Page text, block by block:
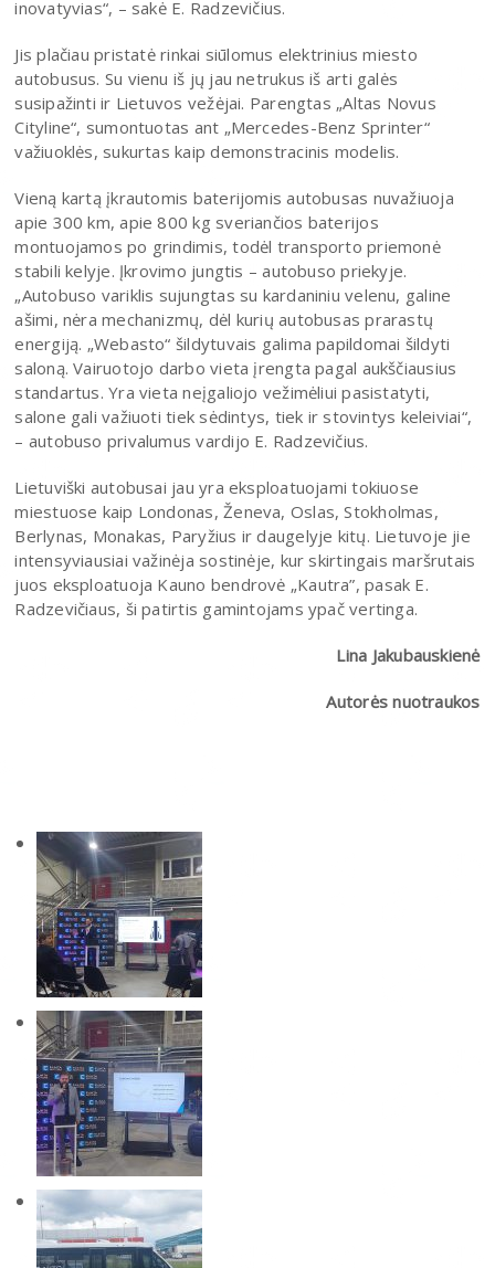
inovatyvias“, – sakė E. Radzevičius.
Jis plačiau pristatė rinkai siūlomus elektrinius miesto
autobusus. Su vienu iš jų jau netrukus iš arti galės
susipažinti ir Lietuvos vežėjai. Parengtas „Altas Novus
Cityline“, sumontuotas ant „Mercedes-Benz Sprinter“
važiuoklės, sukurtas kaip demonstracinis modelis.
Vieną kartą įkrautomis baterijomis autobusas nuvažiuoja
apie 300 km, apie 800 kg sveriančios baterijos
montuojamos po grindimis, todėl transporto priemonė
stabili kelyje. Įkrovimo jungtis – autobuso priekyje.
„Autobuso variklis sujungtas su kardaniniu velenu, galine
ašimi, nėra mechanizmų, dėl kurių autobusas prarastų
energiją. „Webasto“ šildytuvais galima papildomai šildyti
saloną. Vairuotojo darbo vieta įrengta pagal aukščiausius
standartus. Yra vieta neįgaliojo vežimėliui pasistatyti,
salone gali važiuoti tiek sėdintys, tiek ir stovintys keleiviai“,
– autobuso privalumus vardijo E. Radzevičius.
Lietuviški autobusai jau yra eksploatuojami tokiuose
miestuose kaip Londonas, Ženeva, Oslas, Stokholmas,
Berlynas, Monakas, Paryžius ir daugelyje kitų. Lietuvoje jie
intensyviausiai važinėja sostinėje, kur skirtingais maršrutais
juos eksploatuoja Kauno bendrovė „Kautra”, pasak E.
Radzevičiaus, ši patirtis gamintojams ypač vertinga.
Lina Jakubauskienė
Autorės nuotraukos